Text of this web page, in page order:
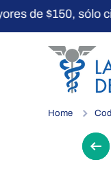
Ir directamente
de $150, sólo
Home